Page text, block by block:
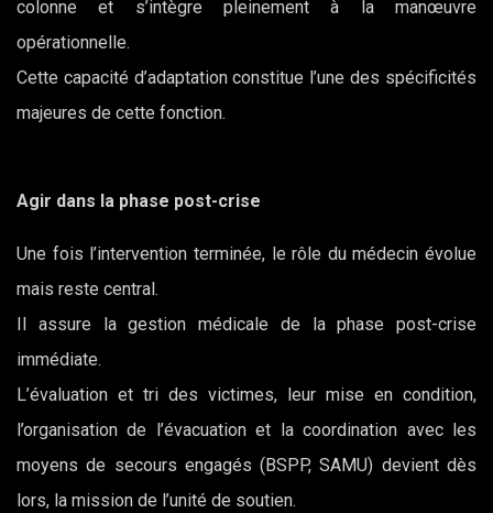
colonne et s’intègre pleinement à la manœuvre
opérationnelle.
Cette capacité d’adaptation constitue l’une des spécificités
majeures de cette fonction.
Agir dans la phase post-crise
Une fois l’intervention terminée, le rôle du médecin évolue
mais reste central.
Il assure la gestion médicale de la phase post-crise
immédiate.
L’évaluation et tri des victimes, leur mise en condition,
l’organisation de l’évacuation et la coordination avec les
moyens de secours engagés (BSPP, SAMU) devient dès
lors, la mission de l’unité de soutien.